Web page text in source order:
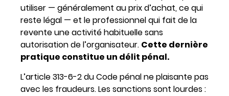
utiliser — généralement au prix d’achat, ce qui
reste légal — et le professionnel qui fait de la
revente une activité habituelle sans
autorisation de l’organisateur. Cette dernière
pratique constitue un délit pénal.
L’article 313-6-2 du Code pénal ne plaisante pas
avec les fraudeurs. Les sanctions sont lourdes :